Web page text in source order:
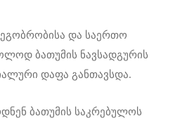
და საერთო
ბათუმის ნავსადგურის
დაფა განთავსდა.
ბათუმის საკრებულოს